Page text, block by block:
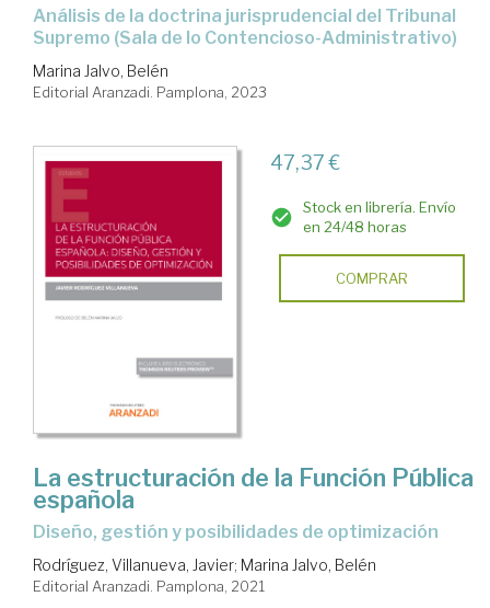
Análisis de la doctrina jurisprudencial del Tribunal
Supremo (Sala de lo Contencioso-Administrativo)
Marina Jalvo, Belén
Editorial Aranzadi. Pamplona, 2023
47,37 €
Stock en librería. Envío
en 24/48 horas
COMPRAR
La estructuración de la Función Pública
española
diseño, gestión y posibilidades de optimización
Rodríguez, Villanueva, Javier; Marina Jalvo, Belén
Editorial Aranzadi. Pamplona, 2021